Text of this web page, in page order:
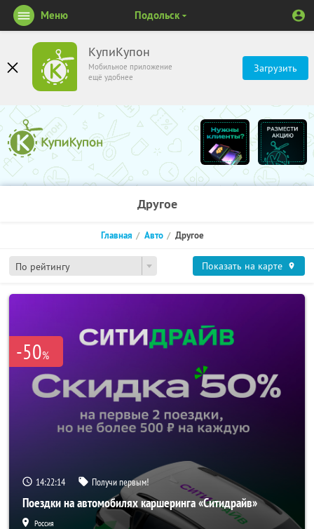
КупиКупон
Мобильное приложение
ещё удобнее
Загрузить
Меню Подольск
Другое
По рейтингу
Главная Авто Другое
Показать на карте
-50%
14:22:14 Получи первым!
Поездки на автомобилях каршеринга «Ситидрайв»
Россия